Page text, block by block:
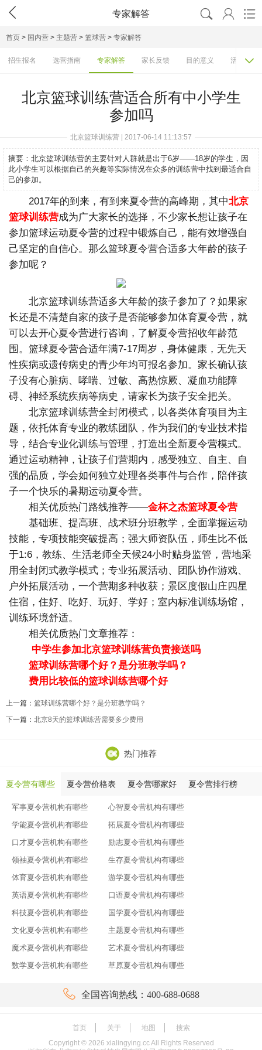
 专家解答   
首页 > 国内营 > 主题营 > 篮球营 > 专家解答
招生报名 选营指南 专家解答 家长反馈 目的意义 活动排行

北京篮球训练营适合所有中小学生
参加吗
北京篮球训练营 | 2017-06-14 11:13:57
摘要： 北京篮球训练营的主要针对人群就是出于6岁——18岁的学生，因
此小学生可以根据自己的兴趣等实际情况在众多的训练营中找到最适合自
己的参加。
2017年的到来，有到来夏令营的高峰期，其中北京
篮球训练营成为广大家长的选择，不少家长想让孩子在
参加篮球运动夏令营的过程中锻炼自己，能有效增强自
己坚定的自信心。那么篮球夏令营合适多大年龄的孩子
参加呢？
北京篮球训练营适多大年龄的孩子参加了？如果家
长还是不清楚自家的孩子是否能够参加体育夏令营，就
可以去开心夏令营进行咨询，了解夏令营招收年龄范
围。篮球夏令营合适年满7-17周岁，身体健康，无先天
性疾病或遗传病史的青少年均可报名参加。家长确认孩
子没有心脏病、哮喘、过敏、高热惊厥、凝血功能障
碍、神经系统疾病等病史，请家长为孩子安全把关。
北京篮球训练营全封闭模式，以各类体育项目为主
题，依托体育专业的教练团队，作为我们的专业技术指
导，结合专业化训练与管理，打造出全新夏令营模式。
通过运动精神，让孩子们营期内，感受独立、自主、自
强的品质，学会如何独立处理各类事件与合作，陪伴孩
子一个快乐的暑期运动夏令营。
相关优质热门路线推荐——金杯之杰篮球夏令营
基础班、提高班、战术班分班教学，全面掌握运动
技能，专项技能突破提高；强大师资队伍，师生比不低
于1:6 ，教练、生活老师全天候24小时贴身监管，营地采
用全封闭式教学模式；专业拓展活动、团队协作游戏、
户外拓展活动，一个营期多种收获；景区度假山庄四星
住宿，住好、吃好、玩好、学好；室内标准训练场馆，
训练环境舒适。
相关优质热门文章推荐：
中学生参加北京篮球训练营负责接送吗
篮球训练营哪个好？是分班教学吗？
费用比较低的篮球训练营哪个好
上一篇： 篮球训练营哪个好？是分班教学吗？
下一篇： 北京8天的篮球训练营需要多少费用
热门推荐
夏令营有哪些 夏令营价格表 夏令营哪家好 夏令营排行榜
军事夏令营机构有哪些
心智夏令营机构有哪些
学能夏令营机构有哪些
拓展夏令营机构有哪些
口才夏令营机构有哪些
励志夏令营机构有哪些
领袖夏令营机构有哪些
生存夏令营机构有哪些
体育夏令营机构有哪些
游学夏令营机构有哪些
英语夏令营机构有哪些
口语夏令营机构有哪些
科技夏令营机构有哪些
国学夏令营机构有哪些
文化夏令营机构有哪些
主题夏令营机构有哪些
魔术夏令营机构有哪些
艺术夏令营机构有哪些
数学夏令营机构有哪些
草原夏令营机构有哪些
 全国咨询热线：400-688-0688
首页 关于 地图
搜索
Copyright © 2026 xialingying.cc All Rights Reserved